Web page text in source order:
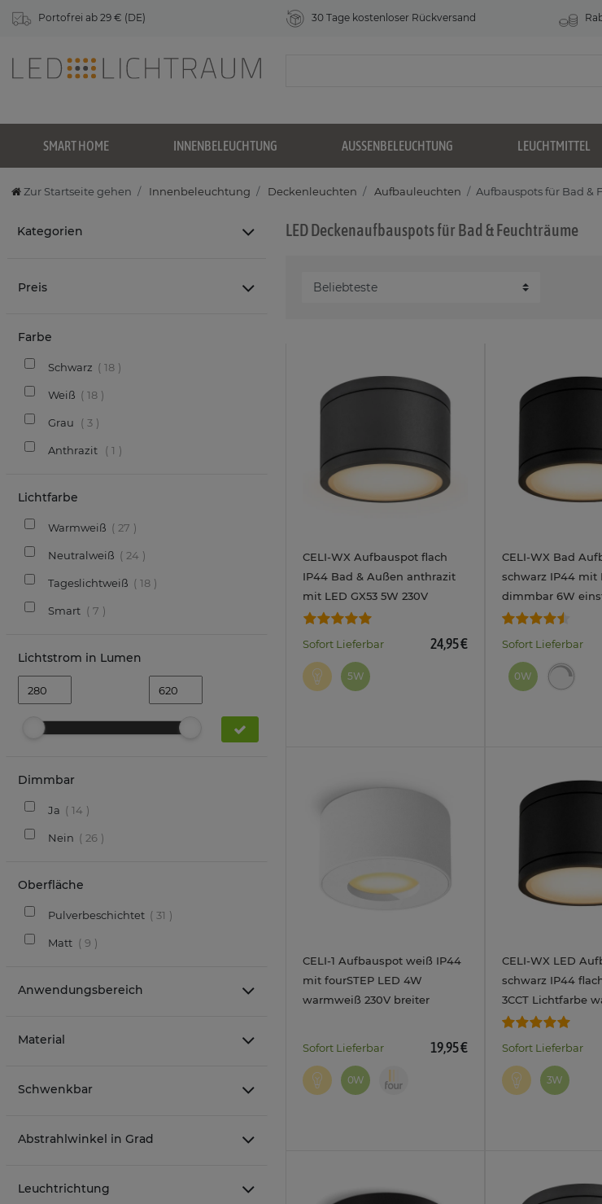
Portofrei ab 29 € (DE) 30 Tage kostenloser Rückversand
SMART HOME INNENBELEUCHTUNG AUSSENBELEUCHTUNG LEUCHTMITTEL
Zur Startseite gehen Innenbeleuchtung Deckenleuchten Aufbauleuchten Aufbauspots für Bad &
Kategorien
Preis
Farbe
Schwarz 18
Weiß 18
Grau 3
Anthrazit 1
Lichtfarbe
Warmweiß 27
Neutralweiß 24
Tageslichtweiß 18
Smart 7
Lichtstrom in Lumen
Dimmbar
Ja 14
Nein 26
Oberfläche
Pulverbeschichtet 31
Matt 9
Anwendungsbereich
Material
Schwenkbar
Abstrahlwinkel in Grad
Leuchtrichtung
LED Deckenaufbauspots für Bad & Feuchträume
CELI-WX Aufbauspot flach
IP44 Bad & Außen anthrazit
mit LED GX53 5W 230V
LumiFLEX Lichtfarbe warm /
Sofort Lieferbar 24,95 €
5W
CELI-WX Bad
schwarz IP44 mit
dimmbar 6W
Lichtfarbe 3CCT
Sofort Lieferbar
0W
CELI-1 Aufbauspot weiß IP44
mit fourSTEP LED 4W
warmweiß 230V breiter
Sofort Lieferbar 19,95 €
0W
CELI-WX LED
schwarz IP44
3CCT Lichtfarbe
neutralweiß
Sofort Lieferbar
3W